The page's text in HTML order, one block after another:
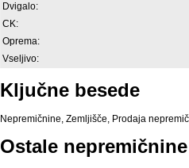
Dvigalo:
CK:
Oprema:
Vseljivo:
Ključne besede
Nepremičnine Zemljišče Prodaja
Ostale nepremičnine